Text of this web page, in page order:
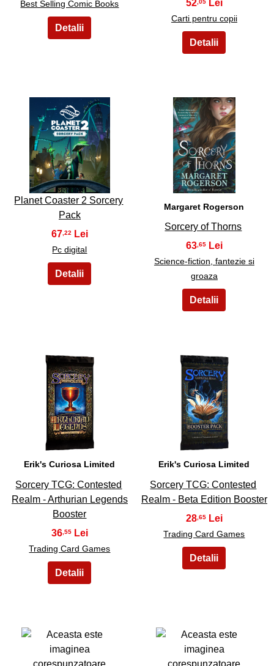
Best Selling Comic Books
52
Carti pentru copii
17
Planet Coaster 2 Sorcery
Pack
67,22
Pc digital
18
Margaret Rogerson
Sorcery of Thorns
63 ,65
Science-fiction, fantezie si
groaza
19
Erik's Curiosa Limited
Sorcery TCG: Contested
Realm - Arthurian Legends
Booster
36,55
Trading Card Games
20
Erik's Curiosa Limited
Sorcery TCG: Contested
Realm - Beta Edition Booster
28 ,65
Trading Card Games